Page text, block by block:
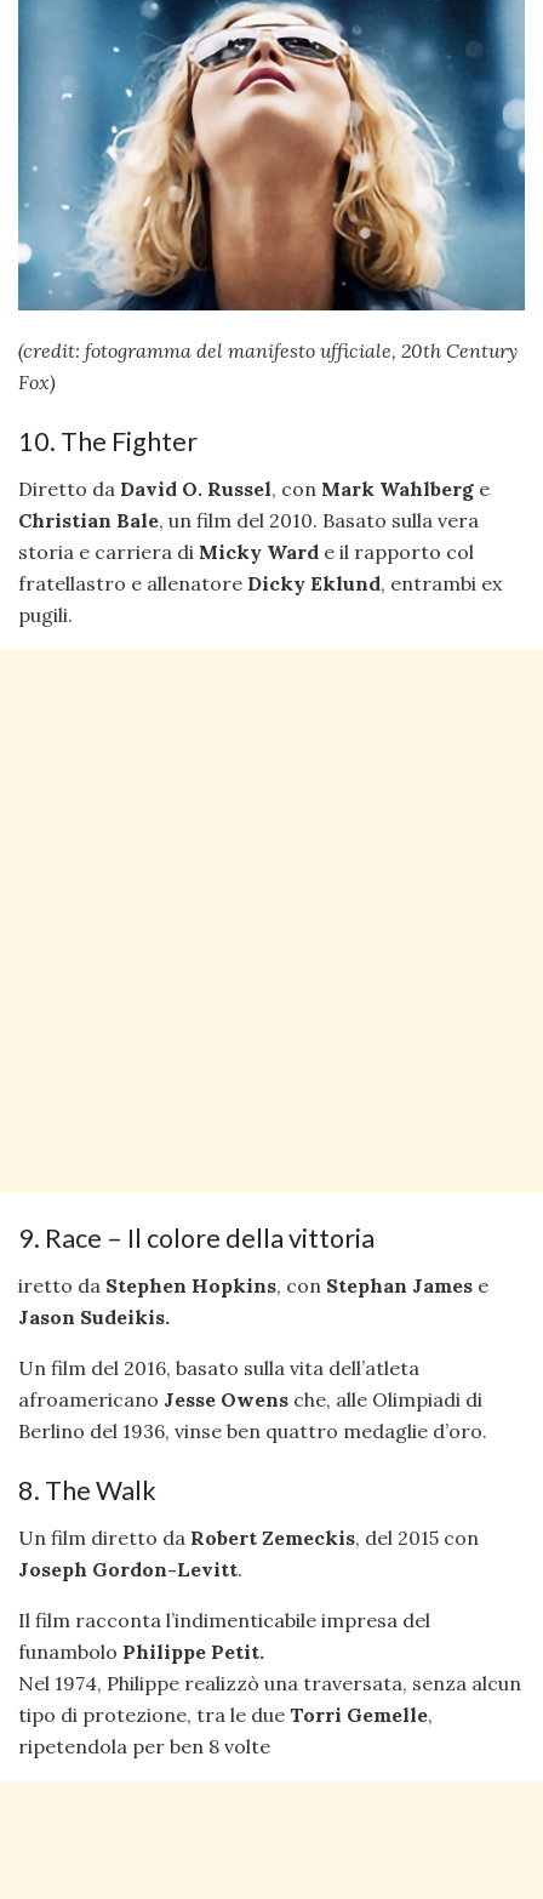
(credit: fotogramma del manifesto ufficiale, 20th Century
Fox)
10. The Fighter
Diretto da David O. Russel, con Mark Wahlberg e
Christian Bale, un film del 2010. Basato sulla vera
storia e carriera di Micky Ward e il rapporto col
fratellastro e allenatore Dicky Eklund, entrambi ex
pugili.
9. Race – Il colore della vittoria
iretto da Stephen Hopkins, con Stephan James e
Jason Sudeikis.
Un film del 2016, basato sulla vita dell’atleta
afroamericano Jesse Owens che, alle Olimpiadi di
Berlino del 1936, vinse ben quattro medaglie d’oro.
8. The Walk
Un film diretto da Robert Zemeckis, del 2015 con
Joseph Gordon-Levitt.
Il film racconta l’indimenticabile impresa del
funambolo Philippe Petit.
Nel 1974, Philippe realizzò una traversata, senza alcun
tipo di protezione, tra le due Torri Gemelle,
ripetendola per ben 8 volte